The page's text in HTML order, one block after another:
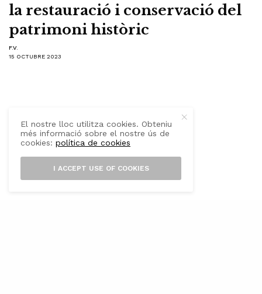
la restauració i conservació del
patrimoni històric
F.V.
15 OCTUBRE 2023
El nostre lloc utilitza cookies. Obteniu
més informació sobre el nostre ús de
cookies:política de cookies
I ACCEPT USE OF COOKIES